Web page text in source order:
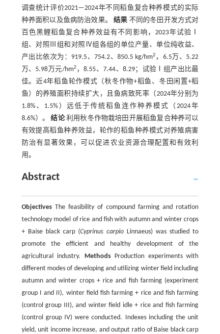
调查统计评价2021—2024年不同稻鱼复合种养模式的实际
种养面积以及鱼病防治效果。结果 不同的冬田开发方式对
百色黑鲤稻鱼复合种养效益有不同影响，2023年试验Ⅰ
组、对照Ⅲ组和对照Ⅳ组各组的单位产量、单位纯收益、
产出比依次为：919.5、754.2、850.5 kg/hm2 ，6.5万、5.22
万、5.98万元/hm2 ，8.55、7.44、8.29；试验Ⅰ组产出比最
佳。近4年稻鱼轮作模式（秋冬作物+稻鱼、冬田闲置+稻
鱼）的养殖面积持续扩大，且鱼病致死率（2024年分别为
1.8%、1.5%）远低于传统稻鱼连作种养模式（2024年
8.6%）。结论利用秋冬作物栽培田开展稻鱼复合种养可以
有效提高稻鱼种养效益，轮作的稻鱼种养模式对养殖病害
防治有显著效果，可以促进农业资源合理配置和有效利
用。
Abstract
ObjectivesThe feasibility of compound farming and rotation
technology model of rice and fish with autumn and winter crops
+ Baise black carp (Cyprinus carpioLinnaeus) was studied to
promote the efficient and healthy development of the
agricultural industry. MethodsProduction experiments with
different modes of developing and utilizing winter field including
autumn and winter crops + rice and fish farming (experiment
group I and II), winter field fish farming + rice and fish farming
(control group III), and winter field idle + rice and fish farming
(control group IV) were conducted. Indexes including the unit
yield, unit income increase, and output ratio of Baise black carp